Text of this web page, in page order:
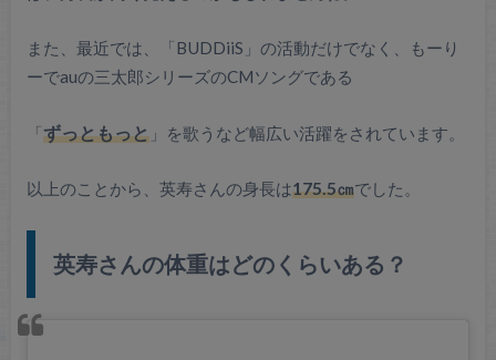
また、最近では、「BUDDiiS」の活動だけでなく、もーり
ーでauの三太郎シリーズのCMソングである
「ずっともっと」を歌うなど幅広い活躍をされています。
以上のことから、英寿さんの身長は175.5㎝でした。
英寿さんの体重はどのくらいある？